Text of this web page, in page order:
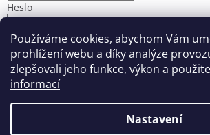
Používáme cookies, abychom Vám
prohlížení webu a díky analýze
zlepšovali jeho funkce, výkon a
informací
Nastavení
Heslo
PŘIHLÁSIT SE
Nová registraceZapomenuté heslo
Vytvořil Shoptet